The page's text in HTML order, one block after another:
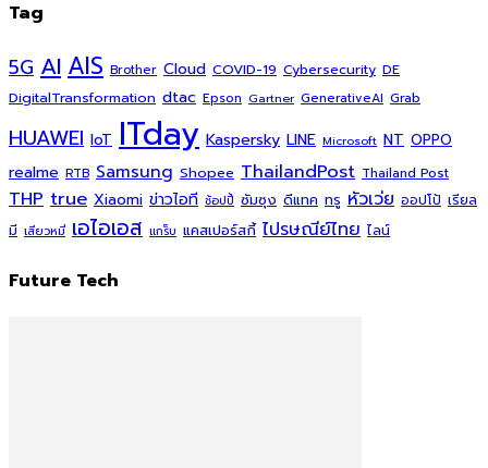
Tag
5G AIAIS Brother Cloud COVID-19 Cybersecurity DE
DigitalTransformation dtac Epson Gartner GenerativeAI Grab
HUAWEI IoT ITday Kaspersky LINE Microsoft NT OPPO
realme RTB Samsung Shopee ThailandPost Thailand Post
THP true Xiaomi ข่าวไอที ช้อปปี้ ซัมซุง ดีแทค ทรู หัวเว่ย ออปโป้ เรียล
มี เสียวหมี่ เอไอเอส แกร็บ แคสเปอร์สกี้ ไปรษณีย์ไทย ไลน์
Future Tech